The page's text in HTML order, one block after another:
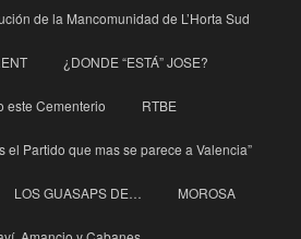
de la Mancomunidad de L’Horta Sud
¿DONDE “ESTÁ” JOSE?
este Cementerio RTBE
el Partido que mas se parece a Valencia”
LOS GUASAPS DE… MOROSA